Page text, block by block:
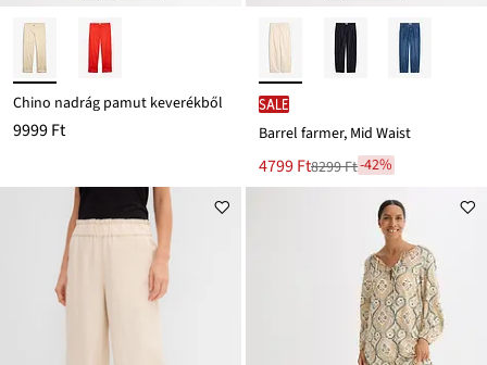
Chino nadrág pamut keverékből
9999 Ft
SALE
Barrel farmer, Mid Waist
Új
ár
4799 Ft
Leárazva8299 Ft-42%